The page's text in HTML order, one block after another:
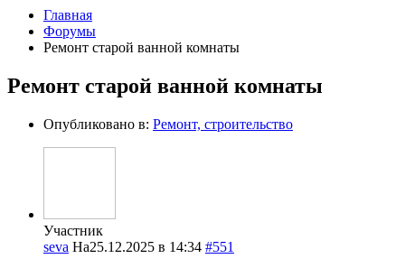
Главная
Форумы
Ремонт старой ванной комнаты
Ремонт старой ванной комнаты
Опубликовано в: Ремонт, строительство
Участник
seva На25.12.2025 в 14:34 #551